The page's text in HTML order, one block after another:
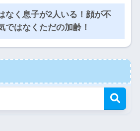
なく息子が2人いる！顔が不
ではなくただの加齢！